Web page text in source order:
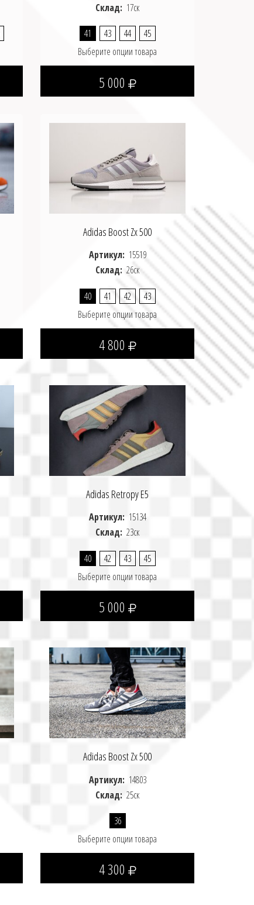
Склад: 17ск
41 43 44
45
Выберите опции товара
5 000
Adidas Boost Zx 500
Артикул: 15519
Склад: 26ск
40 41 42
43
Выберите опции товара
4 800
Adidas Retropy E5
Артикул: 15134
Склад: 23ск
40 42 43
45
Выберите опции товара
5 000
Adidas Boost Zx 500
Артикул: 14803
Склад: 25ск
36
Выберите опции товара
4 300